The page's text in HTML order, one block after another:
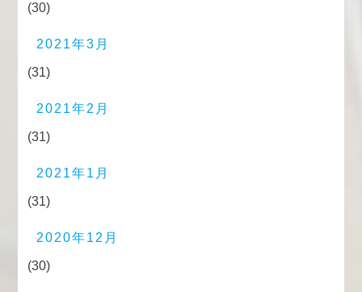
(30)
2021年3月
(31)
2021年2月
(31)
2021年1月
(31)
2020年12月
(30)